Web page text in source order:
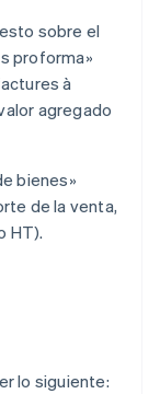
sobre el
proforma»
à
agregado
bienes»
de la venta,
HT).
lo siguiente: